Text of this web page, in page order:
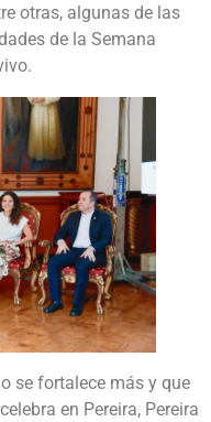
otras, algunas de las
de la Semana
se fortalece más y que
en Pereira, Pereira